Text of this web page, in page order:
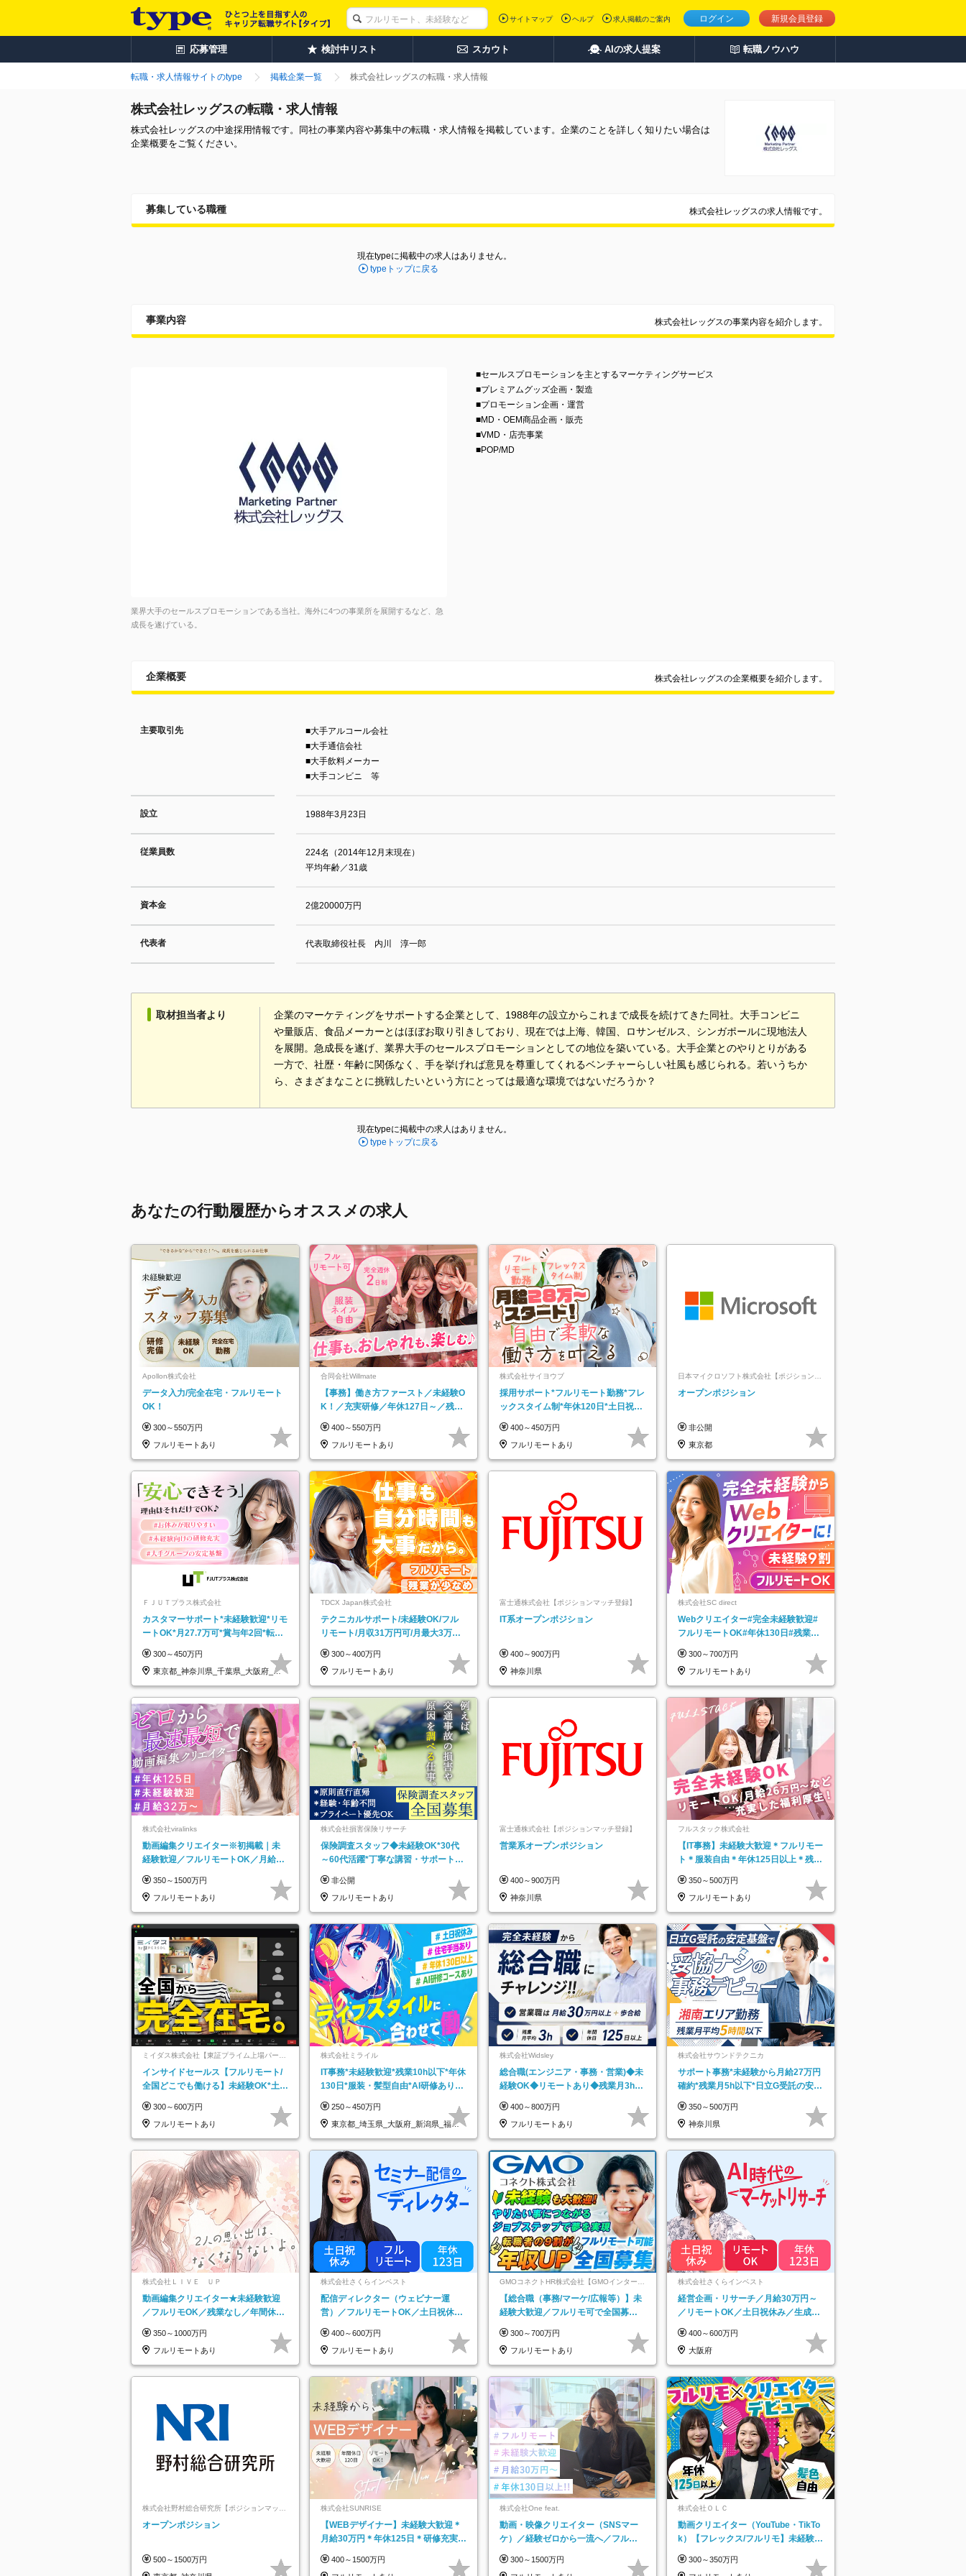
ログイン 新規会員登録
サイトマップ ヘルプ 求人掲載のご案内
応募管理 検討中リスト スカウト AIの求人提案 転職ノウハウ
転職・求人情報サイトのtype 掲載企業一覧 株式会社レッグスの転職・求人情報
株式会社レッグスの転職・求人情報
株式会社レッグスの中途採用情報です。同社の事業内容や募集中の転職・求人情報を掲載しています。企業のことを詳しく知りたい場合は
企業概要をご覧ください。
募集している職種 株式会社レッグスの求人情報です。
現在typeに掲載中の求人はありません。
typeトップに戻る
事業内容 株式会社レッグスの事業内容を紹介します。
業界大手のセールスプロモーションである当社。海外に4つの事業所を展開するなど、急
成長を遂げている。
■セールスプロモーションを主とするマーケティングサービス
■プレミアムグッズ企画・製造
■プロモーション企画・運営
■MD・OEM商品企画・販売
■VMD・店売事業
■POP/MD
企業概要 株式会社レッグスの企業概要を紹介します。
主要取引先
■大手アルコール会社
■大手通信会社
■大手飲料メーカー
■大手コンビニ 等
設立 1988年3月23日
従業員数
224名（2014年12月末現在）
平均年齢／31歳
資本金 2億20000万円
代表者 代表取締役社長 内川 淳一郎
取材担当者より
企業のマーケティングをサポートする企業として、1988年の設立からこれまで成長を続けてきた同社。大手コンビニ
や量販店、食品メーカーとはほぼお取り引きしており、現在では上海、韓国、ロサンゼルス、シンガポールに現地法人
を展開。急成長を遂げ、業界大手のセールスプロモーションとしての地位を築いている。大手企業とのやりとりがある
一方で、社歴・年齢に関係なく、手を挙げれば意見を尊重してくれるベンチャーらしい社風も感じられる。若いうちか
ら、さまざまなことに挑戦したいという方にとっては最適な環境ではないだろうか？
現在typeに掲載中の求人はありません。
typeトップに戻る
あなたの行動履歴からオススメの求人
Apollon株式会社
データ入力/完全在宅・フルリモート
OK！
300～550万円
フルリモートあり
合同会社Willmate
【事務】働き方ファースト／未経験O
K！／充実研修／年休127日～／残業
400～550万円
フルリモートあり
株式会社サイヨウブ
採用サポート*フルリモート勤務*フレ
ックスタイム制*年休120日*土日祝休
400～450万円
フルリモートあり
日本マイクロソフト株式会社【ポジションマ
ッチ登録】
オープンポジション
非公開
東京都
ＦＪＵＴプラス株式会社
カスタマーサポート*未経験歓迎*リモ
ートOK*月27.7万可*賞与年2回*転勤
300～450万円
東京都_神奈川県_千葉県_大阪府_愛
知県…
TDCX Japan株式会社
テクニカルサポート/未経験OK/フル
リモート/月収31万円可/月最大3万の
300～400万円
フルリモートあり
富士通株式会社【ポジションマッチ登録】
IT系オープンポジション
400～900万円
神奈川県
株式会社SC direct
Webクリエイター#完全未経験歓迎#
フルリモートOK#年休130日#残業月
300～700万円
フルリモートあり
株式会社viralinks
動画編集クリエイター※初掲載｜未
経験歓迎／フルリモートOK／月給32
350～1500万円
フルリモートあり
株式会社損害保険リサーチ
保険調査スタッフ◆未経験OK*30代
～60代活躍*丁寧な講習・サポートあ
託
非公開
フルリモートあり
富士通株式会社【ポジションマッチ登録】
営業系オープンポジション
400～900万円
神奈川県
フルスタック株式会社
【IT事務】未経験大歓迎＊フルリモー
ト＊服装自由＊年休125日以上＊残業
350～500万円
フルリモートあり
ミイダス株式会社【東証プライム上場パーソ
インサイドセールス【フルリモート/
全国どこでも働ける】未経験OK*土日
300～600万円
フルリモートあり
株式会社ミライル
IT事務*未経験歓迎*残業10h以下*年休
130日*服装・髪型自由*AI研修あり*
250～450万円
東京都_埼玉県_大阪府_新潟県_福岡
県
株式会社Widsley
総合職(エンジニア・事務・営業)◆未
経験OK◆リモートあり◆残業月3h◆
400～800万円
フルリモートあり
株式会社サウンドテクニカ
サポート事務*未経験から月給27万円
確約*残業月5h以下*日立G受託の安定
350～500万円
神奈川県
株式会社ＬＩＶＥ ＵＰ
動画編集クリエイター★未経験歓迎
／フルリモOK／残業なし／年間休日
実で安心
350～1000万円
フルリモートあり
株式会社さくらインベスト
配信ディレクター（ウェビナー運
営）／フルリモートOK／土日祝休み
400～600万円
フルリモートあり
GMOコネクトHR株式会社【GMOインターネ
ットグループ】
【総合職（事務/マーケ/広報等）】未
経験大歓迎／フルリモ可で全国募
★
300～700万円
フルリモートあり
株式会社さくらインベスト
経営企画・リサーチ／月給30万円～
／リモートOK／土日祝休み／生成AI
400～600万円
大阪府
株式会社野村総合研究所【ポジションマッチ
オープンポジション
500～1500万円
株式会社SUNRISE
【WEBデザイナー】未経験大歓迎＊
月給30万円＊年休125日＊研修充実＊
400～1500万円
株式会社One feat.
動画・映像クリエイター（SNSマー
ケ）／経験ゼロから一流へ／フルリ
日以上
300～1500万円
株式会社ＯＬＣ
動画クリエイター（YouTube・TikTo
k）【フレックス/フルリモ】未経験O
300～350万円